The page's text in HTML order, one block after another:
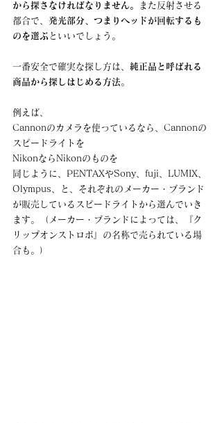
から探さなければなりません。
また反射させる
都合で、 発光部分、つまりヘッドが回転するも
のを選ぶ といいでしょう。
一番安全で確実な探し方は、 純正品と呼ばれる
商品から探しはじめる方法。
例えば、
Cannonのカメラを使っているなら、Cannonの
スピードライトを
NikonならNikonのものを
同じように、PENTAXやSony、fuji、LUMIX、
Olympus、と、それぞれのメーカー・ブランド
が販売しているスピードライトから選んでいき
ます。（メーカー・ブランドによっては、『ク
リップオンストロボ』の名称で売られている場
合も。）